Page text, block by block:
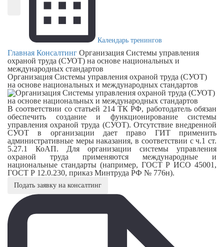
Календарь тренингов
Главная Консалтинг Организация Системы управления
охраной труда (СУОТ) на основе национальных и
международных стандартов
Организация Системы управления охраной труда (СУОТ)
на основе национальных и международных стандартов
В соответствии со статьей 214 ТК РФ, работодатель обязан
обеспечить создание и функционирование системы
управления охраной труда (СУОТ). Отсутствие внедренной
СУОТ в организации дает право ГИТ применить
административные меры наказания, в соответствии с ч.1 ст.
5.27.1 КоАП. Для организации системы управления
охраной труда применяются международные и
национальные стандарты (например, ГОСТ Р ИСО 45001,
ГОСТ Р 12.0.230, приказ Минтруда РФ № 776н).
Подать заявку на консалтинг